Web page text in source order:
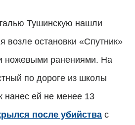
Тушинскую нашли
возле остановки «Спутник»
ножевыми ранениями. На
по дороге из школы
нанес ей не менее 13
после убийства с